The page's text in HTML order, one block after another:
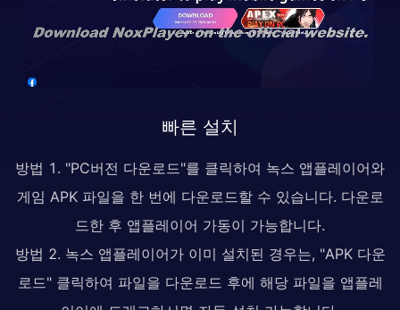
빠른 설치
방법 1. "PC버전 다운로드"를 클릭하여 녹스 앱플레이어와
게임 APK 파일을 한 번에 다운로드할 수 있습니다. 다운로
드한 후 앱플레이어 가동이 가능합니다.
방법 2. 녹스 앱플레이어가 이미 설치된 경우는, "APK 다운
로드" 클릭하여 파일을 다운로드 후에 해당 파일을 앱플레